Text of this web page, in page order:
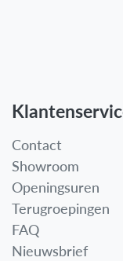
Contact
Showroom
Openingsuren
Terugroepingen
FAQ
Nieuwsbrief